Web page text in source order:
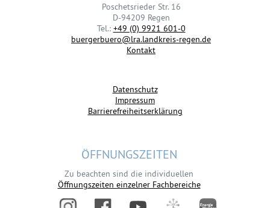
Poschetsrieder Str. 16
D-94209 Regen
Tel.: +49 (0) 9921 601-0
buergerbuero@lra.landkreis-regen.de
Kontakt
Datenschutz
Impressum
Barrierefreiheitserklärung
ÖFFNUNGSZEITEN
Zu beachten sind die individuellen
Öffnungszeiten einzelner Fachbereiche